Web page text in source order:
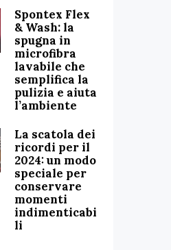
Spontex Flex
& Wash: la
spugna in
microfibra
lavabile che
semplifica la
pulizia e aiuta
l’ambiente
La scatola dei
ricordi per il
2024: un modo
speciale per
conservare
momenti
indimenticabi
li